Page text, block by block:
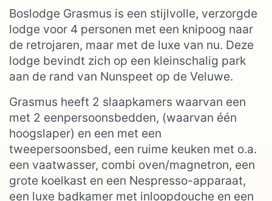
Boslodge Grasmus is een stijlvolle, verzorgde
lodge voor 4 personen met een knipoog naar
de retrojaren, maar met de luxe van nu. Deze
lodge bevindt zich op een kleinschalig park
aan de rand van Nunspeet op de Veluwe.
Grasmus heeft 2 slaapkamers waarvan een
met 2 eenpersoonsbedden, (waarvan één
hoogslaper) en een met een
tweepersoonsbed, een ruime keuken met o.a.
een vaatwasser, combi oven/magnetron, een
grote koelkast en een Nespresso-apparaat,
een luxe badkamer met inloopdouche en een